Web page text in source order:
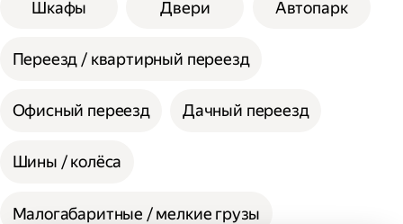
Шкафы Двери Автопарк
Переезд / квартирный переезд
Офисный переезд Дачный переезд
Шины / колёса
Малогабаритные / мелкие грузы